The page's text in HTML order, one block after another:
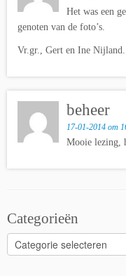
Het was een
genoten van de foto’s.
Vr.gr., Gert en Ine Nijland.
beheer
17-01-2014 om
Mooie lezing,
Categorieën
Categorieën